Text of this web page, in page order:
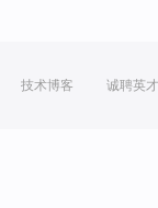
技术博客 诚聘英才